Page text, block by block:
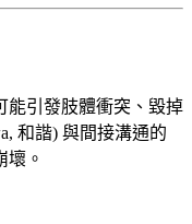
能引發肢體衝突、毀掉
和諧) 與間接溝通的
壞。